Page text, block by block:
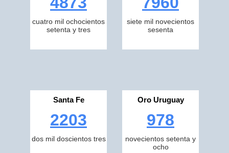
cuatro mil ochocientos
setenta y tres
siete mil novecientos
sesenta
Santa Fe
2203
dos mil doscientos tres
Oro Uruguay
978
novecientos setenta y
ocho